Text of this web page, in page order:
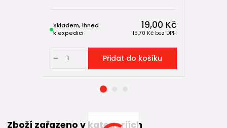
19,00 Kč
15,70 Kč bez DPH
Skladem, ihned
k expedici
Přidat do košíku
Zboží zařazeno v kategoriích